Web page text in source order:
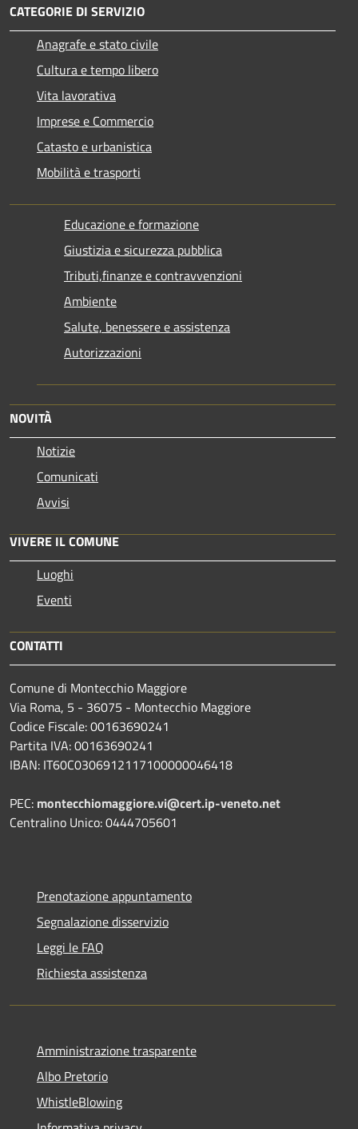
CATEGORIE DI SERVIZIO
Anagrafe e stato civile
Cultura e tempo libero
Vita lavorativa
Imprese e Commercio
Catasto e urbanistica
Mobilità e trasporti
Educazione e formazione
Giustizia e sicurezza pubblica
Tributi,finanze e contravvenzioni
Ambiente
Salute, benessere e assistenza
Autorizzazioni
NOVITÀ
Notizie
Comunicati
Avvisi
VIVERE IL COMUNE
Luoghi
Eventi
CONTATTI
Comune di Montecchio Maggiore
Via Roma, 5 - 36075 - Montecchio Maggiore
Codice Fiscale: 00163690241
Partita IVA: 00163690241
IBAN: IT60C0306912117100000046418
PEC: montecchiomaggiore.vi@cert.ip-veneto.net
Centralino Unico: 0444705601
Prenotazione appuntamento
Segnalazione disservizio
Leggi le FAQ
Richiesta assistenza
Amministrazione trasparente
Albo Pretorio
WhistleBlowing